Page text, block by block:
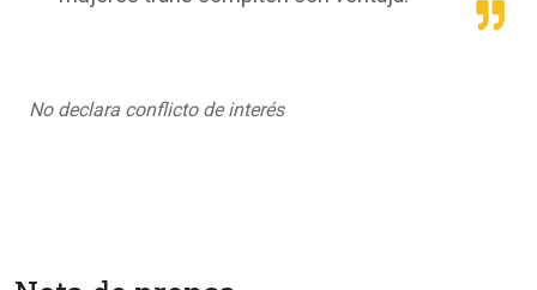
No declara conflicto de interés